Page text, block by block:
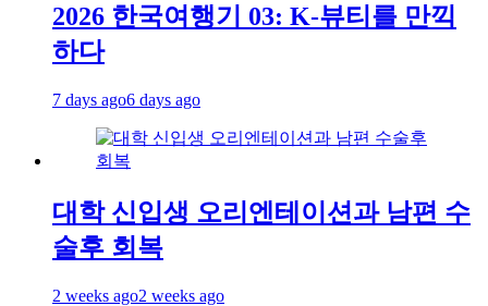
2026 한국여행기 03: K-뷰티를 만끽
하다
7 days ago6 days ago
대학 신입생 오리엔테이션과 남편 수
술후 회복
2 weeks ago2 weeks ago